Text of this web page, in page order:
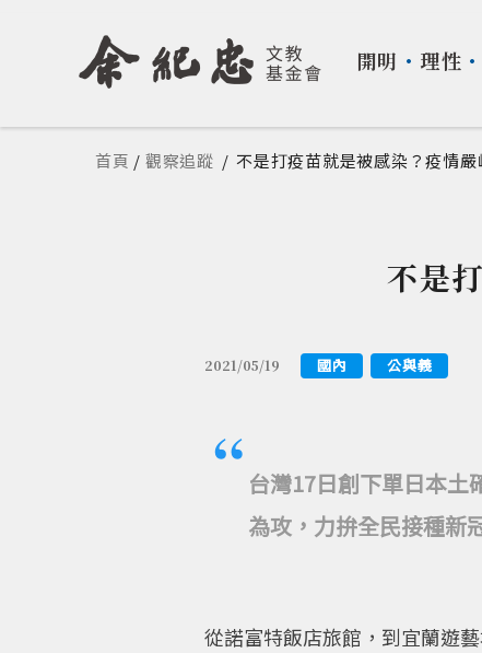
開明 ・ 理性 ・
您在這裡
首頁 / 觀察追蹤 / 不是打疫苗就是被感染？疫情嚴
不是
2021/05/19 國內 公與義
台灣17日創下單日本土
為攻，力拚全民接種新
從諾富特飯店旅館，到宜蘭遊